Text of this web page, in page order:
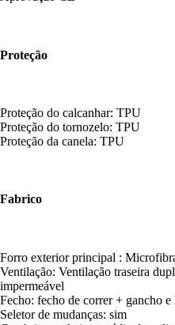
Proteção
Proteção do calcanhar: TPU
Proteção do tornozelo: TPU
Proteção da canela: TPU
Fabrico
Forro exterior principal :
Ventilação: Ventilação traseira
impermeável
Fecho: fecho de correr + gancho e
Seletor de mudanças: sim